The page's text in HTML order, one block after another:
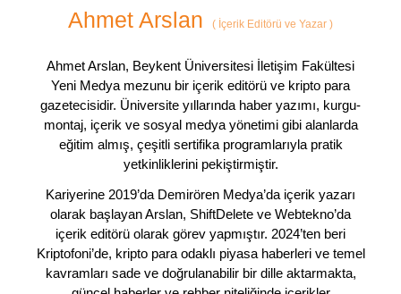
Ahmet Arslan ( İçerik Editörü ve Yazar )
Ahmet Arslan, Beykent Üniversitesi İletişim Fakültesi
Yeni Medya mezunu bir içerik editörü ve kripto para
gazetecisidir. Üniversite yıllarında haber yazımı, kurgu-
montaj, içerik ve sosyal medya yönetimi gibi alanlarda
eğitim almış, çeşitli sertifika programlarıyla pratik
yetkinliklerini pekiştirmiştir.
Kariyerine 2019’da Demirören Medya’da içerik yazarı
olarak başlayan Arslan, ShiftDelete ve Webtekno’da
içerik editörü olarak görev yapmıştır. 2024’ten beri
Kriptofoni’de, kripto para odaklı piyasa haberleri ve temel
kavramları sade ve doğrulanabilir bir dille aktarmakta,